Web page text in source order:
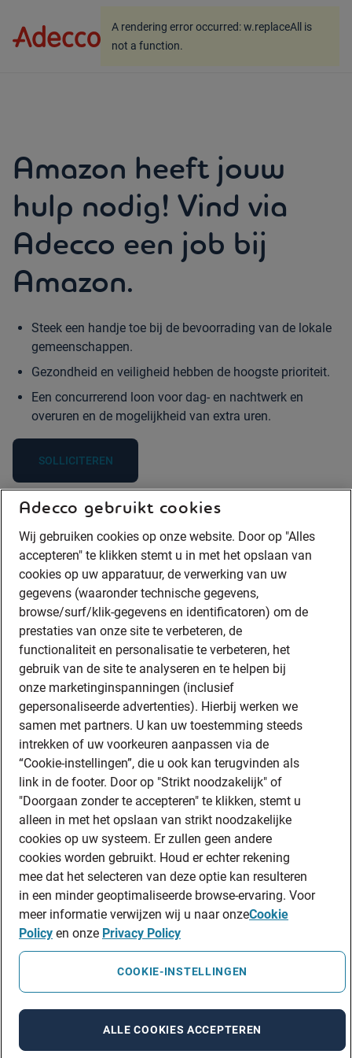
A rendering error occurred:w.replaceAll is not a
function.
A rendering error occurred:w.replaceAll is
not a function.
Amazon heeft jouw
hulp nodig! Vind via
Adecco een job bij
Amazon.
Steek een handje toe bij de bevoorrading van de lokale
gemeenschappen.
Gezondheid en veiligheid hebben de hoogste prioriteit.
Een concurrerend loon voor dag- en nachtwerk en
overuren en de mogelijkheid van extra uren.
SOLLICITEREN
A rendering error occurred: w.replaceAll is not a function
Adecco gebruikt cookies
Wij gebruiken cookies op onze website. Door op "Alles
accepteren" te klikken stemt u in met het opslaan van
cookies op uw apparatuur, de verwerking van uw
gegevens (waaronder technische gegevens,
browse/surf/klik-gegevens en identificatoren) om de
prestaties van onze site te verbeteren, de
functionaliteit en personalisatie te verbeteren, het
gebruik van de site te analyseren en te helpen bij
onze marketinginspanningen (inclusief
gepersonaliseerde advertenties). Hierbij werken we
samen met partners. U kan uw toestemming steeds
intrekken of uw voorkeuren aanpassen via de
“Cookie-instellingen”, die u ook kan terugvinden als
link in de footer. Door op "Strikt noodzakelijk" of
"Doorgaan zonder te accepteren" te klikken, stemt u
alleen in met het opslaan van strikt noodzakelijke
cookies op uw systeem. Er zullen geen andere
cookies worden gebruikt. Houd er echter rekening
mee dat het selecteren van deze optie kan resulteren
in een minder geoptimaliseerde browse-ervaring. Voor
meer informatie verwijzen wij u naar onzeCookie
Policy en onze Privacy Policy
COOKIE-INSTELLINGEN
ALLE COOKIES ACCEPTEREN